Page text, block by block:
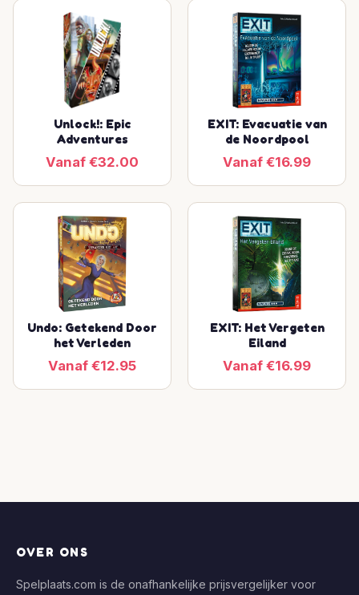
Unlock!: Epic
Adventures
Vanaf €32.00
EXIT: Evacuatie van
de Noordpool
Vanaf €16.99
Undo: Getekend Door
het Verleden
Vanaf €12.95
EXIT: Het Vergeten
Eiland
Vanaf €16.99
OVER ONS
Spelplaats.com is de onafhankelijke prijsvergelijker voor